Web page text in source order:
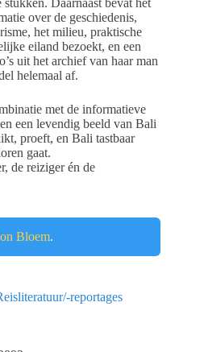
over de geschiedenis,
het milieu, praktische
eiland bezoekt, en een
uit het archief van haar man
helemaal af.
met de informatieve
een levendig beeld van Bali
proeft, en Bali tastbaar
gaat.
de reiziger én de
Bloem.
reportages